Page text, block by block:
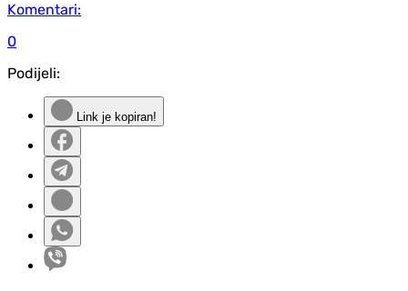
Komentari:
0
Podijeli:
Link je kopiran!